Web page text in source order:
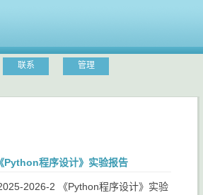
联系 管理
Python程序设计》实验报告
2026-2 《Python程序设计》实验